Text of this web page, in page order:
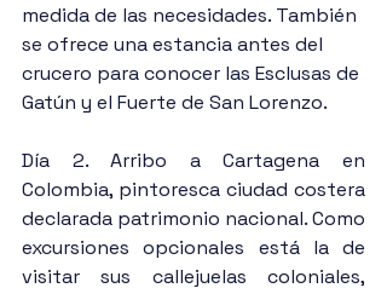
medida de las necesidades. También
se ofrece una estancia antes del
crucero para conocer las Esclusas de
Gatún y el Fuerte de San Lorenzo.
Día 2. Arribo a Cartagena en
Colombia, pintoresca ciudad costera
declarada patrimonio nacional. Como
excursiones opcionales está la de
visitar sus callejuelas coloniales,